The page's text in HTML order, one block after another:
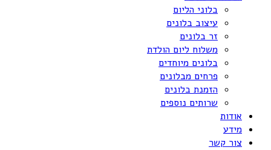
בלוני הליום
עיצוב בלונים
זר בלונים
משלוח ליום הולדת
בלונים מיוחדים
פרחים מבלונים
הזמנת בלונים
שרותים נוספים
אודות
מידע
צור קשר